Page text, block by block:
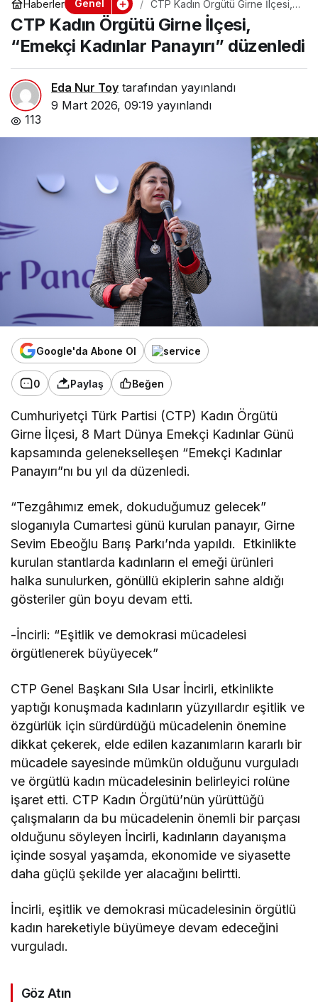
Haberler Genel
CTP Kadın Örgütü Girne İlçesi,
“Emekçi Kadınlar Panayırı”
düzenledi
CTP Kadın Örgütü Girne İlçesi,
“Emekçi Kadınlar Panayırı” düzenledi
Eda Nur Toy tarafından yayınlandı
9 Mart 2026, 09:19 yayınlandı
113
Google'da Abone Ol
0 Paylaş Beğen
Cumhuriyetçi Türk Partisi (CTP) Kadın Örgütü
Girne İlçesi, 8 Mart Dünya Emekçi Kadınlar Günü
kapsamında gelenekselleşen “Emekçi Kadınlar
Panayırı”nı bu yıl da düzenledi.
“Tezgâhımız emek, dokuduğumuz gelecek”
sloganıyla Cumartesi günü kurulan panayır, Girne
Sevim Ebeoğlu Barış Parkı’nda yapıldı. Etkinlikte
kurulan stantlarda kadınların el emeği ürünleri
halka sunulurken, gönüllü ekiplerin sahne aldığı
gösteriler gün boyu devam etti.
-İncirli: “Eşitlik ve demokrasi mücadelesi
örgütlenerek büyüyecek”
CTP Genel Başkanı Sıla Usar İncirli, etkinlikte
yaptığı konuşmada kadınların yüzyıllardır eşitlik ve
özgürlük için sürdürdüğü mücadelenin önemine
dikkat çekerek, elde edilen kazanımların kararlı bir
mücadele sayesinde mümkün olduğunu vurguladı
ve örgütlü kadın mücadelesinin belirleyici rolüne
işaret etti. CTP Kadın Örgütü’nün yürüttüğü
çalışmaların da bu mücadelenin önemli bir parçası
olduğunu söyleyen İncirli, kadınların dayanışma
içinde sosyal yaşamda, ekonomide ve siyasette
daha güçlü şekilde yer alacağını belirtti.
İncirli, eşitlik ve demokrasi mücadelesinin örgütlü
kadın hareketiyle büyümeye devam edeceğini
vurguladı.
Göz Atın